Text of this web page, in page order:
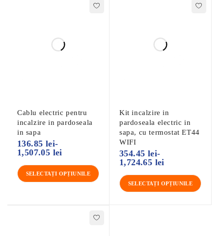
Cablu electric pentru
incalzire in pardoseala
in sapa
136.85 lei-
1,507.05 lei
SELECTAȚI OPȚIUNILE
Kit incalzire in
pardoseala electric in
sapa, cu termostat ET44
WIFI
354.45 lei-
1,724.65 lei
SELECTAȚI OPȚIUNILE